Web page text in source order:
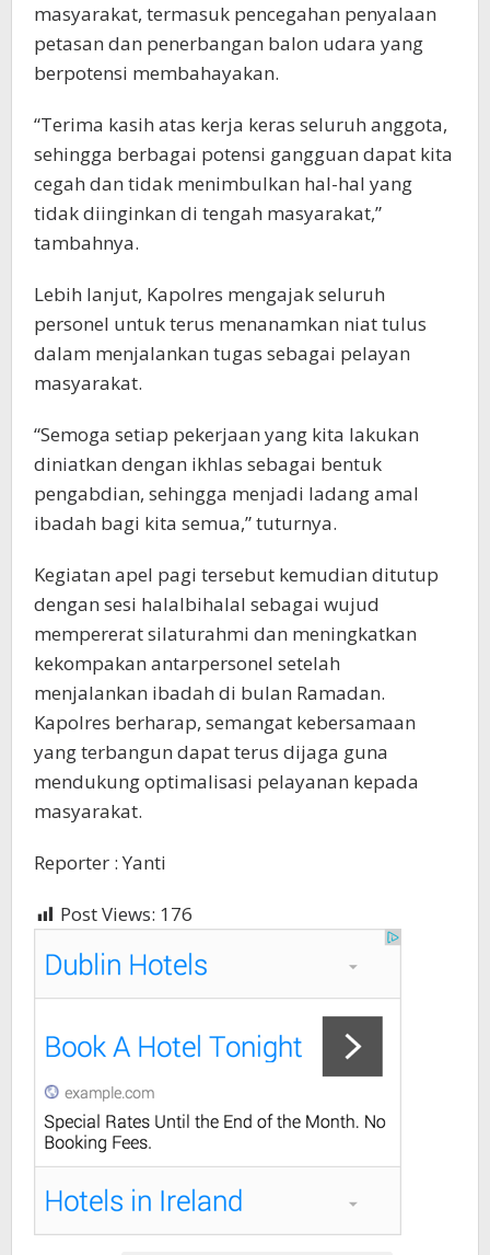
masyarakat, termasuk pencegahan penyalaan
petasan dan penerbangan balon udara yang
berpotensi membahayakan.
“Terima kasih atas kerja keras seluruh anggota,
sehingga berbagai potensi gangguan dapat kita
cegah dan tidak menimbulkan hal-hal yang
tidak diinginkan di tengah masyarakat,”
tambahnya.
Lebih lanjut, Kapolres mengajak seluruh
personel untuk terus menanamkan niat tulus
dalam menjalankan tugas sebagai pelayan
masyarakat.
“Semoga setiap pekerjaan yang kita lakukan
diniatkan dengan ikhlas sebagai bentuk
pengabdian, sehingga menjadi ladang amal
ibadah bagi kita semua,” tuturnya.
Kegiatan apel pagi tersebut kemudian ditutup
dengan sesi halalbihalal sebagai wujud
mempererat silaturahmi dan meningkatkan
kekompakan antarpersonel setelah
menjalankan ibadah di bulan Ramadan.
Kapolres berharap, semangat kebersamaan
yang terbangun dapat terus dijaga guna
mendukung optimalisasi pelayanan kepada
masyarakat.
Reporter : Yanti
Post Views: 176